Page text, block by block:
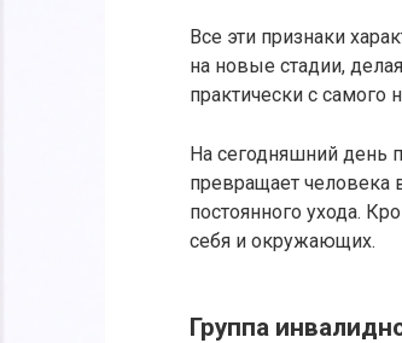
Все эти признаки
на новые стадии,
практически с самого
На сегодняшний день
превращает человека
постоянного ухода.
себя и окружающих.
Группа